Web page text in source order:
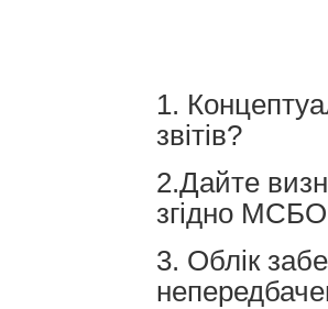
1.
звітів?
2.Дайте
згідно МСБО
3. Облік